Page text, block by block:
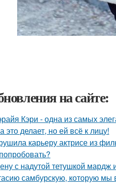
на сайте:
Кэри - одна из самых
это делает, но ей всё к лицу!
карьеру актрисе из
с надутой тетушкой мардж
самбурскую, которую мы